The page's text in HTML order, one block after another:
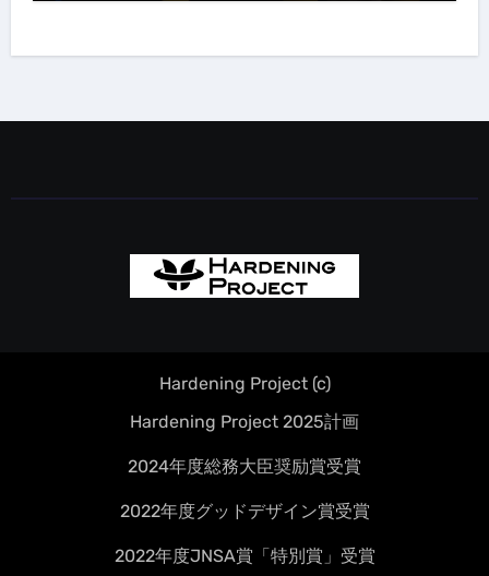
Hardening Project (c)
Hardening Project 2025計画
2024年度総務大臣奨励賞受賞
2022年度グッドデザイン賞受賞
2022年度JNSA賞「特別賞」受賞